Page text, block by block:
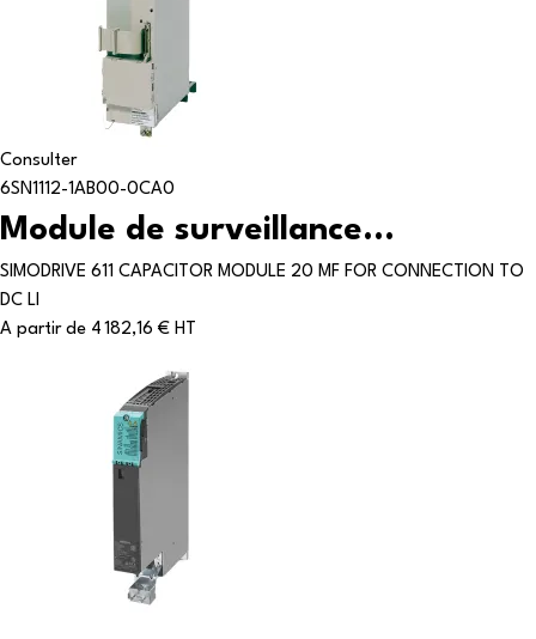
Consulter
6SN1112-1AB00-0CA0
Module de surveillance...
SIMODRIVE 611 CAPACITOR MODULE 20 MF FOR CONNECTION TO
DC LI
A partir de 4 182,16 € HT